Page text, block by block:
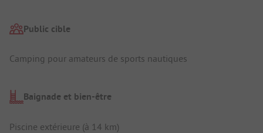
Public cible
Camping pour amateurs de sports nautiques
Baignade et bien-être
Piscine extérieure (à 14 km)